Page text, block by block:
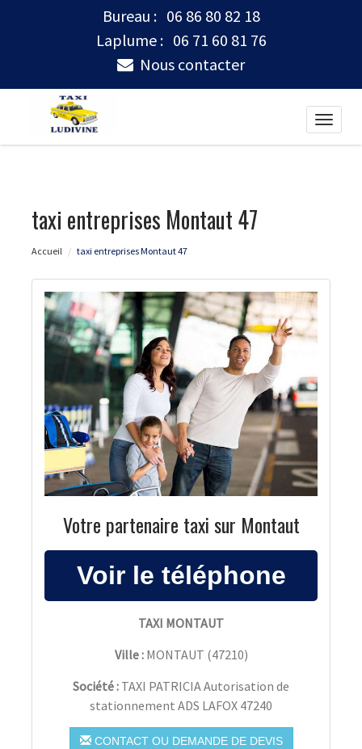
Bureau : 06 86 80 82 18
Laplume : 06 71 60 81 76
Nous contacter
Toggle
taxi entreprises Montaut 47
Accueil taxi entreprises Montaut 47
Votre partenaire taxi sur Montaut
TAXI MONTAUT
Ville : MONTAUT (47210)
Société : TAXI PATRICIA Autorisation de
stationnement ADS LAFOX 47240
CONTACT OU DEMANDE DE DEVIS